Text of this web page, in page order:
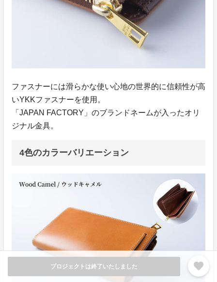
プロジェクトは終了いたしました favorite
ファスナーには滑らかな使い心地の世界的に信頼性が高
いYKKファスナーを使用。
「JAPAN FACTORY」のブランドネームが入ったオリ
ジナル金具。
4色のカラーバリエーション